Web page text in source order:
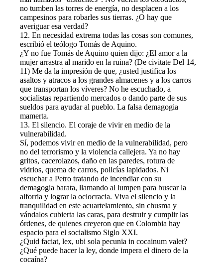
no tumben las torres de energía, no desplacen a los
campesinos para robarles sus tierras. ¿O hay que
averiguar esa verdad?
12. En necesidad extrema todas las cosas son comunes,
escribió el teólogo Tomás de Aquino.
¿Y no fue Tomás de Aquino quien dijo: ¿El amor a la
mujer arrastra al marido en la ruina? (De civitate Del 14,
11) Me da la impresión de que, ¿usted justifica los
asaltos y atracos a los grandes almacenes y a los carros
que transportan los víveres? No he escuchado, a
socialistas repartiendo mercados o dando parte de sus
sueldos para ayudar al pueblo. La falsa demagogia
mamerta.
13. El silencio. El coraje de vivir en medio de la
vulnerabilidad.
Sí, podemos vivir en medio de la vulnerabilidad, pero
no del terrorismo y la violencia callejera. Ya no hay
gritos, cacerolazos, daño en las paredes, rotura de
vidrios, quema de carros, policías lapidados. Ni
escuchar a Petro tratando de incendiar con su
demagogia barata, llamando al lumpen para buscar la
alforria y lograr la oclocracia. Viva el silencio y la
tranquilidad en este acuartelamiento, sin chusma y
vándalos cubierta las caras, para destruir y cumplir las
órdenes, de quienes creyeron que en Colombia hay
espacio para el socialismo Siglo XXI.
¿Quid faciat, lex, ubi sola pecunia in cocainum valet?
¿Qué puede hacer la ley, donde impera el dinero de la
cocaína?